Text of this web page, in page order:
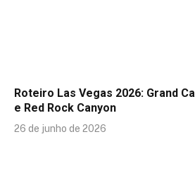
Roteiro Las Vegas 2026: Grand
e Red Rock Canyon
26 de junho de 2026